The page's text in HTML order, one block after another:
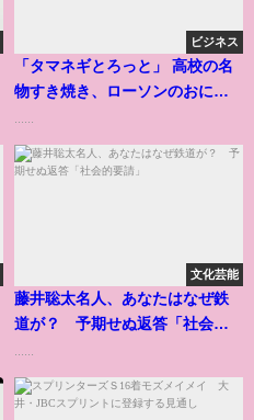
ビジネス
「タマネギとろっと」 高校の名
物すき焼き、ローソンのおにぎ
文化芸能
藤井聡太名人、あなたはなぜ鉄
道が？ 予期せぬ返答「社会的